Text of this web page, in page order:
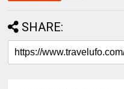
SHARE: